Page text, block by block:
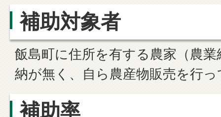
補助対象者
飯島町に住所を有する農家（農
納が無く、自ら農産物販売を行
補助率